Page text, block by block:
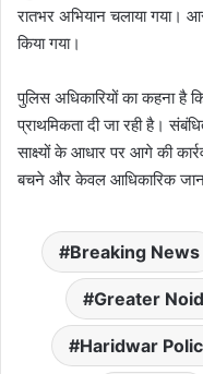
रातभर अभियान चलाया गया।
किया गया।
पुलिस अधिकारियों का कहना है
प्राथमिकता दी जा रही है।
साक्ष्यों के आधार पर आगे की
बचने और केवल आधिकारिक
Breaking News
Greater
Haridwar